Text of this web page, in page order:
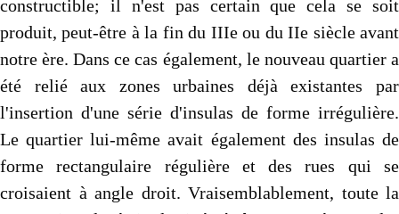
constructible; il n'est pas certain que cela se soit
produit, peut-être à la fin du IIIe ou du IIe siècle avant
notre ère. Dans ce cas également, le nouveau quartier a
été relié aux zones urbaines déjà existantes par
l'insertion d'une série d'insulas de forme irrégulière.
Le quartier lui-même avait également des insulas de
forme rectangulaire régulière et des rues qui se
croisaient à angle droit. Vraisemblablement, toute la